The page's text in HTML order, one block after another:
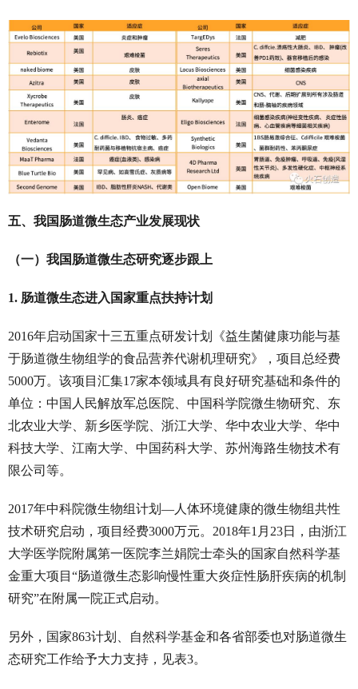
五、我国肠道微生态产业发展现状
（一）我国肠道微生态研究逐步跟上
1. 肠道微生态进入国家重点扶持计划
2016年启动国家十三五重点研发计划《益生菌健康功能与基
于肠道微生物组学的食品营养代谢机理研究》，项目总经费
5000万。该项目汇集17家本领域具有良好研究基础和条件的
单位：中国人民解放军总医院、中国科学院微生物研究、东
北农业大学、新乡医学院、浙江大学、华中农业大学、华中
科技大学、江南大学、中国药科大学、苏州海路生物技术有
限公司等。
2017年中科院微生物组计划—人体环境健康的微生物组共性
技术研究启动，项目经费3000万元。2018年1月23日，由浙江
大学医学院附属第一医院李兰娟院士牵头的国家自然科学基
金重大项目“肠道微生态影响慢性重大炎症性肠肝疾病的机制
研究”在附属一院正式启动。
另外，国家863计划、自然科学基金和各省部委也对肠道微生
态研究工作给予大力支持，见表3。